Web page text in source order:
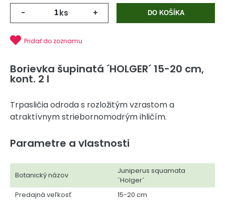
- ks + DO KOŠÍKA
Pridať do zoznamu
Borievka šupinatá ´HOLGER´ 15-20 cm,
kont. 2 l
Trpasličia odroda s rozložitým vzrastom a
atraktívnym striebornomodrým ihličím.
Parametre a vlastnosti
Botanický názov
Juniperus squamata
´Holger´
Predajná veľkosť
15-20 cm